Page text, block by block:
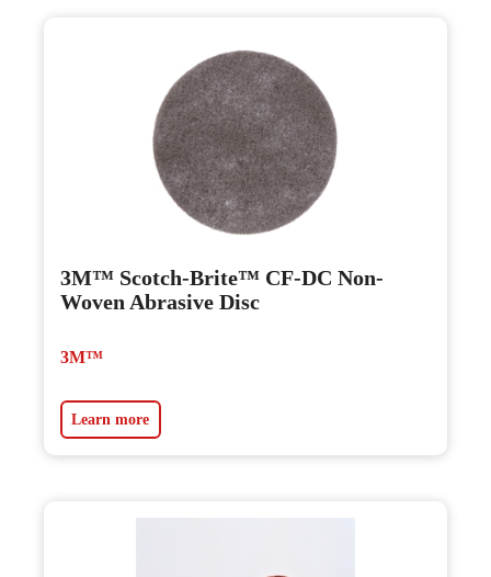
3M™ Scotch-Brite™ CF-DC Non-
Woven Abrasive Disc
3M™
Learn more